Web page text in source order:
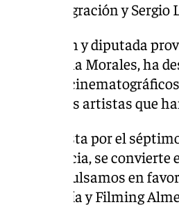
la inmigración y Sergio
Diputación y diputada
, Almudena Morales, ha
proyectos
los grandes artistas que
gran apuesta por el
la provincia, se
que impulsamos en
de Almería y Filming